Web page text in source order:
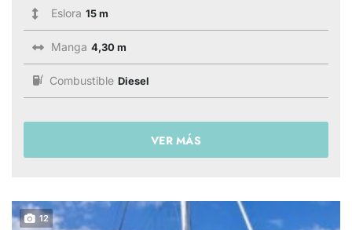
Eslora 15 m
Manga 4,30 m
Combustible Diesel
VER MÁS
12